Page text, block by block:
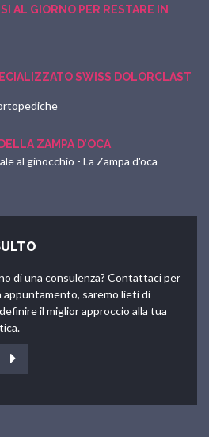
AL GIORNO PER RESTARE IN
SWISS DOLORCLAST
ZAMPA D’OCA
al ginocchio - La Zampa d'oca
di una consulenza? Contattaci per
appuntamento, saremo lieti di
il miglior approccio alla tua